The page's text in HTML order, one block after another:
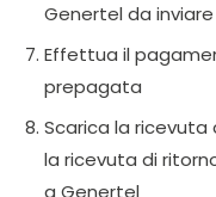
Genertel da inviare
Effettua il
prepagata
Scarica la ricevuta
la ricevuta di
a Genertel